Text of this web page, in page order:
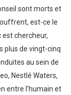
sont morts et
est-ce le
est chercheur,
plus de vingt-cinq
au sein de
Nestlé Waters,
entre l’humain et